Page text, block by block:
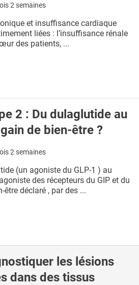
2 semaines
et insuffisance cardiaque
liées : l’insuffisance rénale
des patients, ...
2 : Du dulaglutide au
de bien-être ?
2 semaines
(un agoniste du GLP-1 ) au
des récepteurs du GIP et du
être déclaré , par des ...
les lésions
dans des tissus